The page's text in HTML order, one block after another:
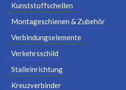
Kunststoffschellen
Montageschienen & Zubehör
Verbindungselemente
Verkehrsschild
Stalleinrichtung
Kreuzverbinder